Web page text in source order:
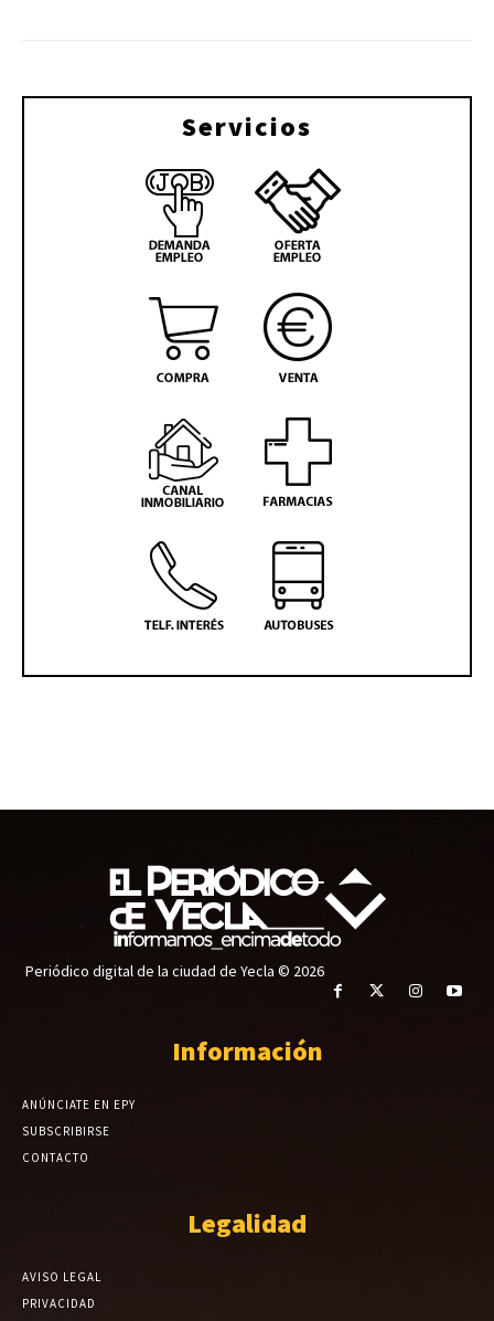
Servicios
Periódico digital de la ciudad de Yecla © 2026
Información
ANÚNCIATE EN EPY
SUBSCRIBIRSE
CONTACTO
Legalidad
AVISO LEGAL
PRIVACIDAD